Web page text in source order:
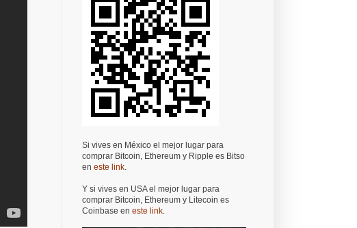
Si vives en México el mejor lugar para
comprar Bitcoin, Ethereum y Ripple es Bitso
en este link.
Y si vives en USA el mejor lugar para
comprar Bitcoin, Ethereum y Litecoin es
Coinbase en este link.